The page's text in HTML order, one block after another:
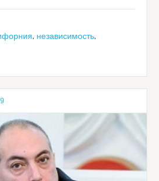
, независимость,